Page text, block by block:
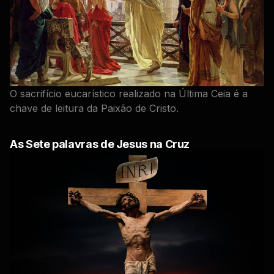
O sacrifício eucarístico realizado na Última Ceia é a
chave de leitura da Paixão de Cristo.
As Sete palavras de Jesus na Cruz